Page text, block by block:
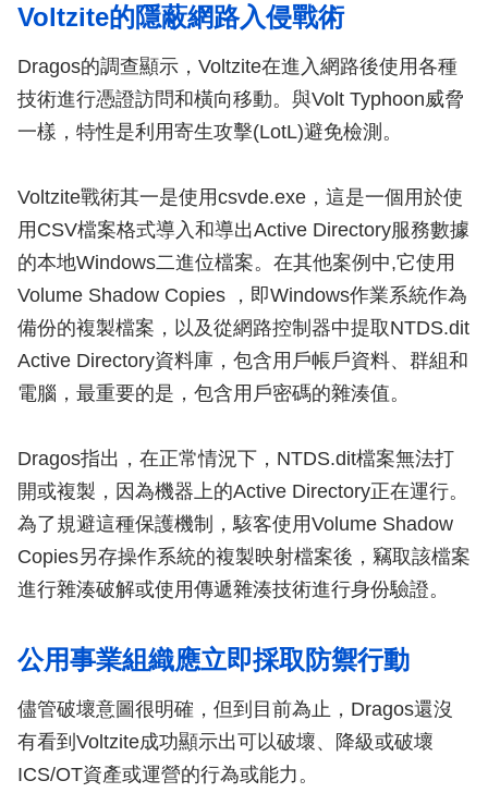
Voltzite的隱蔽網路入侵戰術
Dragos的調查顯示，Voltzite在進入網路後使用各種
技術進行憑證訪問和橫向移動。與Volt Typhoon威脅
一樣，特性是利用寄生攻擊(LotL)避免檢測。
Voltzite戰術其一是使用csvde.exe，這是一個用於使
用CSV檔案格式導入和導出Active Directory服務數據
的本地Windows二進位檔案。在其他案例中,它使用
Volume Shadow Copies ，即Windows作業系統作為
備份的複製檔案，以及從網路控制器中提取NTDS.dit
Active Directory資料庫，包含用戶帳戶資料、群組和
電腦，最重要的是，包含用戶密碼的雜湊值。
Dragos指出，在正常情況下，NTDS.dit檔案無法打
開或複製，因為機器上的Active Directory正在運行。
為了規避這種保護機制，駭客使用Volume Shadow
Copies另存操作系統的複製映射檔案後，竊取該檔案
進行雜湊破解或使用傳遞雜湊技術進行身份驗證。
公用事業組織應立即採取防禦行動
儘管破壞意圖很明確，但到目前為止，Dragos還沒
有看到Voltzite成功顯示出可以破壞、降級或破壞
ICS/OT資產或運營的行為或能力。